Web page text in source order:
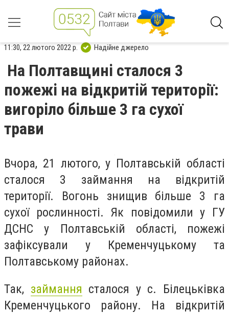
11:30, 22 лютого 2022 р. Надійне джерело
На Полтавщині сталося 3
пожежі на відкритій території:
вигоріло більше 3 га сухої
трави
Вчора, 21 лютого, у Полтавській області
сталося 3 займання на відкритій
території. Вогонь знищив більше 3 га
сухої рослинності. Як повідомили у ГУ
ДСНС у Полтавській області, пожежі
зафіксували у Кременчуцькому та
Полтавському районах.
Так, займання сталося у с. Білецьківка
Кременчуцького району. На відкритій